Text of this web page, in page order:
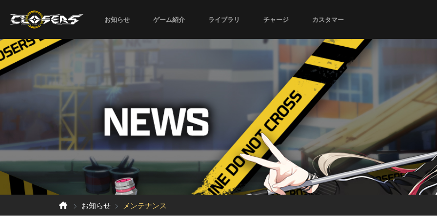
お知らせ ゲーム紹介 ライブラリ チャージ カスタマー
お知らせ メンテナンス